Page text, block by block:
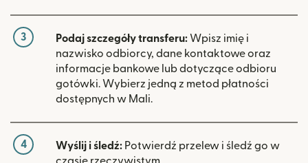
3 Podaj szczegóły transferu: Wpisz imię i
nazwisko odbiorcy, dane kontaktowe oraz
informacje bankowe lub dotyczące odbioru
gotówki. Wybierz jedną z metod płatności
dostępnych w Mali.
4 Wyślij i śledź: Potwierdź przelew i śledź go w